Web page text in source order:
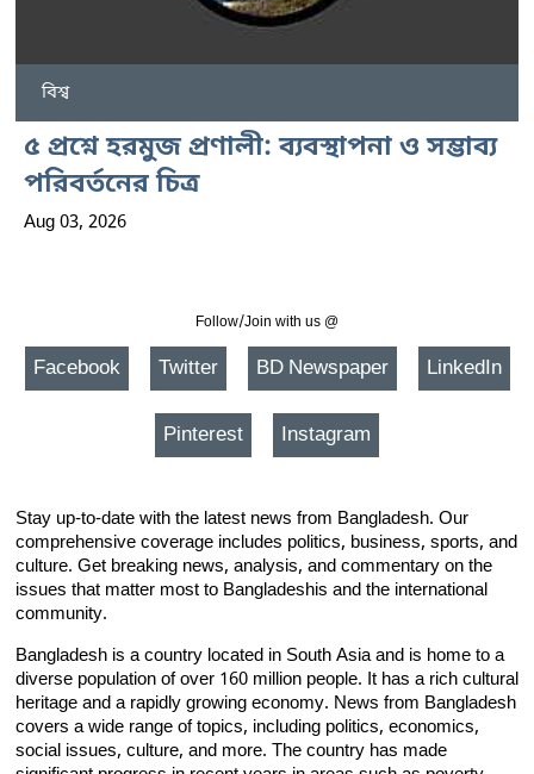
বিশ্ব
৫ প্রশ্নে হরমুজ প্রণালী: ব্যবস্থাপনা ও সম্ভাব্য
পরিবর্তনের চিত্র
Aug 03, 2026
Follow/Join with us @
Facebook Twitter BD Newspaper LinkedIn
Pinterest Instagram
Stay up-to-date with the latest news from Bangladesh. Our
comprehensive coverage includes politics, business, sports, and
culture. Get breaking news, analysis, and commentary on the
issues that matter most to Bangladeshis and the international
community.
Bangladesh is a country located in South Asia and is home to a
diverse population of over 160 million people. It has a rich cultural
heritage and a rapidly growing economy. News from Bangladesh
covers a wide range of topics, including politics, economics,
social issues, culture, and more. The country has made